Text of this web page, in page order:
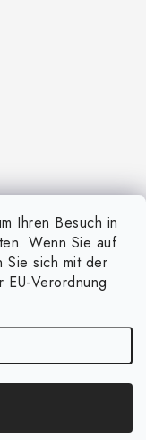
Ihren Besuch in
Wenn Sie auf
Sie sich mit der
Verordnung
vorbehalten.Cookie-